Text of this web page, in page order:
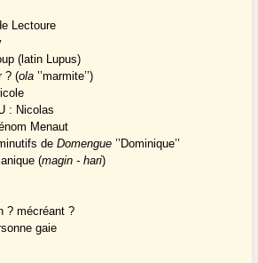
Lectoure
(latin Lupus)
? (ola ’’marmite’’)
: Nicolas
Menaut
deDomengue’’Dominique’’
(magin - hari)
? mécréant ?
gaie